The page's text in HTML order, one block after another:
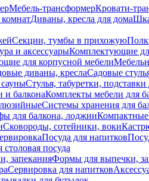
Мебель-трансформерКровати-
Диваны, кресла для дома
Секции, тумбы в прихожую
и аксессуарыКомплектующие
для корпусной мебели
диваны, креслаСадовые
Стулья, табуретки, подставки
и балконаКомплекты мебели для
Системы хранения для
для балкона, лоджииКомпактные
Сковороды, сотейники, воки
Посуда для напитков
столовая посуда
запеканияФормы для выпечки,
Сервировка для напитков